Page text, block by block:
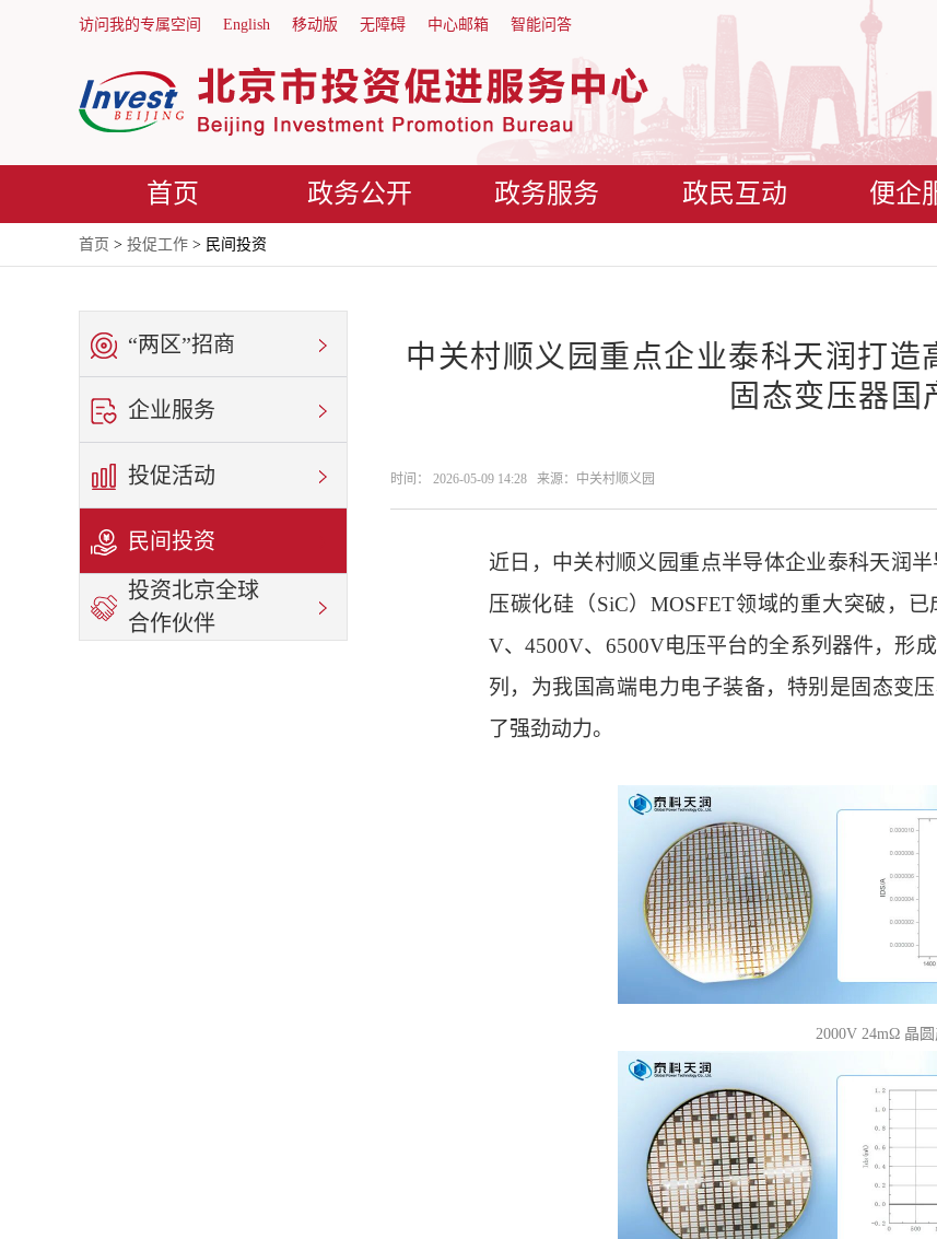
访问我的专属空间 English 移动版 无障碍 中心邮箱 智能问答
首页 政务公开 政务服务 政民互动 便企
首页 > 投促工作 > 民间投资
“两区”招商
企业服务
投促活动
民间投资
投资北京全球
合作伙伴
中关村顺义园重点企业泰科天润打造
固态变压器国
时间： 2026-05-09 14:28 来源：中关村顺义园
近日，中关村顺义园重点半导体企业泰科天润
压碳化硅（SiC）MOSFET领域的重大突破，
V、4500V、6500V电压平台的全系列器件，形
列，为我国高端电力电子装备，特别是固态变
了强劲动力。
2000V 24mΩ 晶